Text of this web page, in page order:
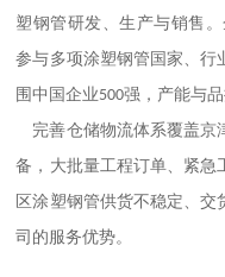
塑钢管研发、生产与销售
参与多项涂塑钢管国家、行
围中国企业500强，产能与
完善仓储物流体系覆盖京
备，大批量工程订单、紧急
区涂塑钢管供货不稳定、交
司的服务优势。